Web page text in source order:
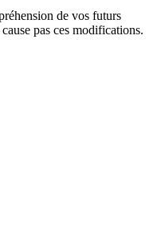
de vos futurs
pas ces modifications.